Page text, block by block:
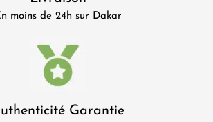
moins de 24h sur Dakar
Garantie